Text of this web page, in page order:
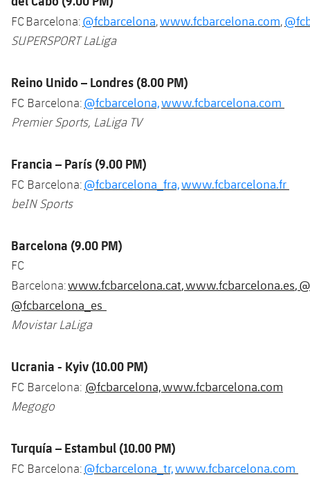
FC Barcelona:@fcbarcelona,www.fcbarcelona.com,
SUPERSPORT LaLiga
Reino Unido – Londres (8.00 PM)
FC Barcelona:@fcbarcelona,www.fcbarcelona.com
Premier Sports, LaLiga TV
Francia – París (9.00 PM)
FC Barcelona:@fcbarcelona_fra,www.fcbarcelona.fr
beIN Sports
Barcelona (9.00 PM)
FC
Barcelona:www.fcbarcelona.cat,www.fcbarcelona.es,
@fcbarcelona_es
Movistar LaLiga
Ucrania - Kyiv (10.00 PM)
FC Barcelona: @fcbarcelona,www.fcbarcelona.com
Megogo
Turquía – Estambul (10.00 PM)
FC Barcelona:@fcbarcelona_tr,www.fcbarcelona.com